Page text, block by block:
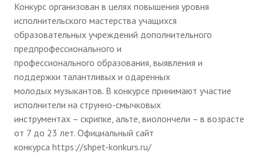
Конкурс организован в целях повышения уровня
исполнительского мастерства учащихся
образовательных учреждений дополнительного
предпрофессионального и
профессионального образования, выявления и
поддержки талантливых и одаренных
молодых музыкантов. В конкурсе принимают участие
исполнители на струнно-смычковых
инструментах – скрипке, альте, виолончели – в возрасте
от 7 до 23 лет. Официальный сайт
конкурса https://shpet-konkurs.ru/